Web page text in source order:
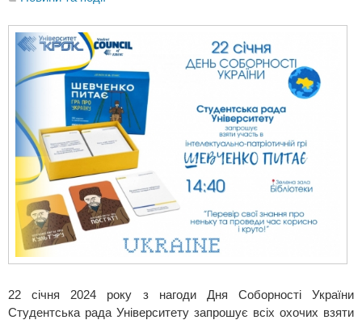
22 січня 2024 року з нагоди Дня Соборності України
Студентська рада Університету запрошує всіх охочих взяти